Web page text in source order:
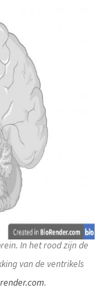
In het rood zijn de
van de ventrikels
.